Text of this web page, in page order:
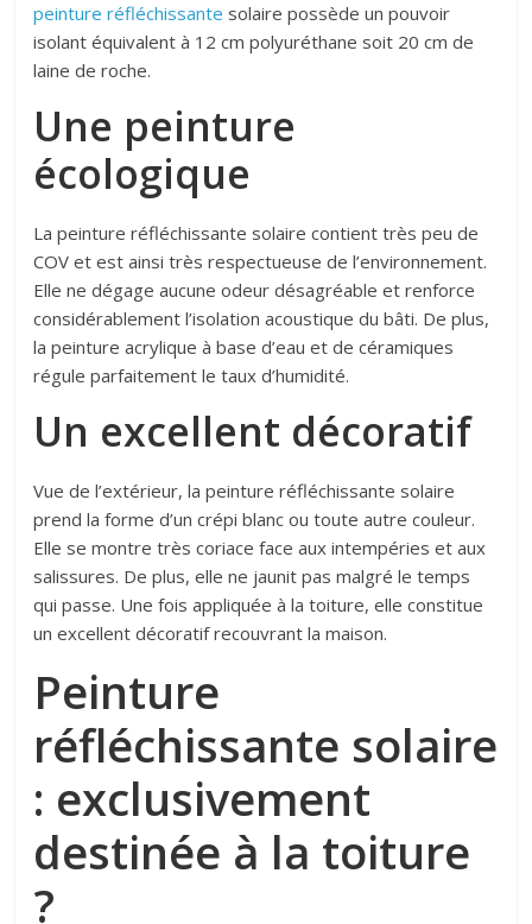
peinture réfléchissante solaire possède un pouvoir
isolant équivalent à 12 cm polyuréthane soit 20 cm de
laine de roche.
Une peinture
écologique
La peinture réfléchissante solaire contient très peu de
COV et est ainsi très respectueuse de l’environnement.
Elle ne dégage aucune odeur désagréable et renforce
considérablement l’isolation acoustique du bâti. De plus,
la peinture acrylique à base d’eau et de céramiques
régule parfaitement le taux d’humidité.
Un excellent décoratif
Vue de l’extérieur, la peinture réfléchissante solaire
prend la forme d’un crépi blanc ou toute autre couleur.
Elle se montre très coriace face aux intempéries et aux
salissures. De plus, elle ne jaunit pas malgré le temps
qui passe. Une fois appliquée à la toiture, elle constitue
un excellent décoratif recouvrant la maison.
Peinture
réfléchissante solaire
: exclusivement
destinée à la toiture
?